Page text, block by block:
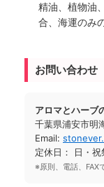
精油、植物油
合、海運のみ
お問い合わせ
アロマとハーブ
千葉県浦安市明
Email:
定休日： 日・祝
※原則、電話、FAX